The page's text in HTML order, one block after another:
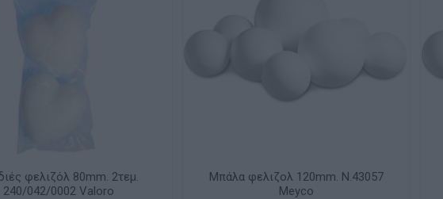
φελιζολ 120mm. N.43057
Meyco
Μπάλα φελιζόλ 30mm. 43050
Meyco